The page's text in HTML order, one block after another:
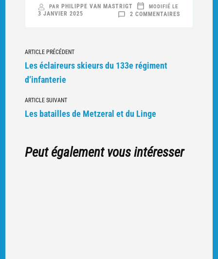
PAR PHILIPPE VAN MASTRIGT
2 COMMENTAIRESSUR
MODIFIÉ LE
3 JANVIER 2025
Navigation
vers
d'autres
ARTICLE PRÉCÉDENT
Les éclaireurs skieurs du 133e régiment
d’infanterie
ARTICLE SUIVANT
Les batailles de Metzeral et du Linge
Peut également vous intéresser